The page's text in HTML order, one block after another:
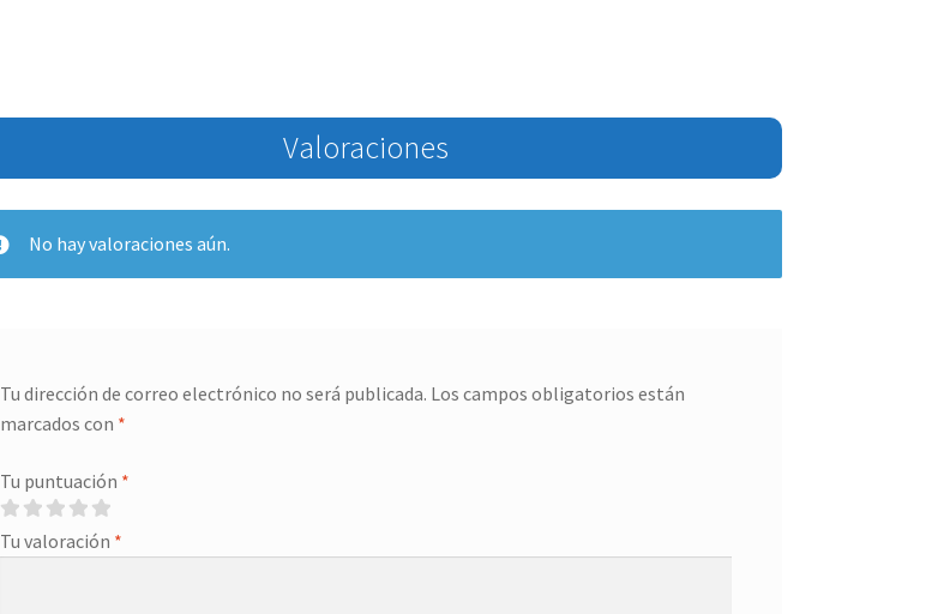
Valoraciones
No hay valoraciones aún.
Tu dirección de correo electrónico no será publicada. Los campos obligatorios están
marcados con *
Tu puntuación *
Tu valoración *